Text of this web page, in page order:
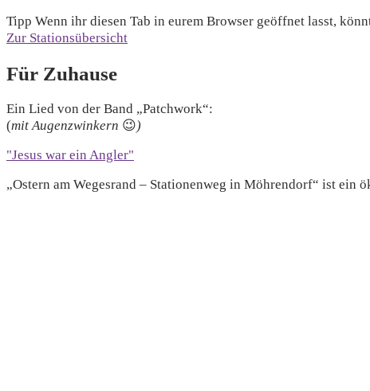
Tipp Wenn ihr diesen Tab in eurem Browser geöffnet lasst,
Zur Stationsübersicht
Für Zuhause
Ein Lied von der Band „Patchwork“:
(mit Augenzwinkern 😉)
"Jesus war ein Angler"
„Ostern am Wegesrand – Stationenweg in Möhrendorf“ ist ein